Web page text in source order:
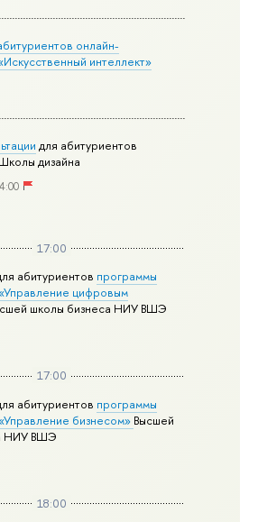
онлайн-
интеллект»
для абитуриентов
дизайна
17:00
абитуриентов программы
цифровым
школы бизнеса НИУ ВШЭ
17:00
абитуриентов программы
бизнесом» Высшей
НИУ ВШЭ
18:00